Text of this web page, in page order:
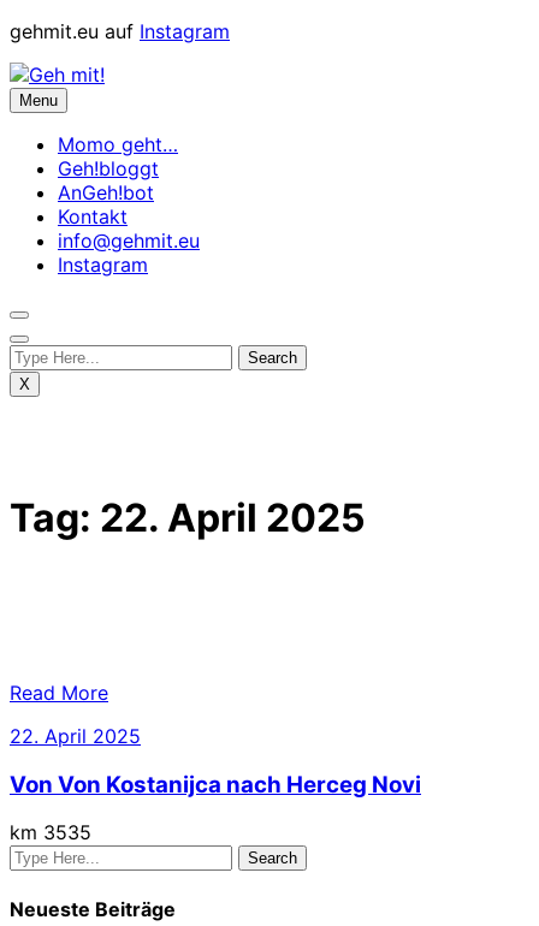
Skip
content
gehmit.eu auf Instagram
Menu
Momo geht…
Geh!bloggt
AnGeh!bot
Kontakt
info@gehmit.eu
Instagram
X
Tag: 22. April 2025
Read More
22. April 2025
2025
Von Von Kostanijca nach Herceg Novi
km 3535
Neueste Beiträge